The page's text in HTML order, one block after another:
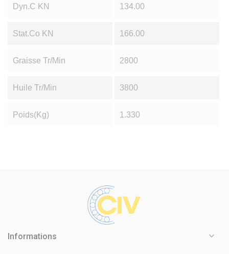
Dyn.C KN 134.00
Stat.Co KN 166.00
Graisse Tr/min 2800
Huile Tr/min 3800
Poids(Kg) 1.330
Informations 